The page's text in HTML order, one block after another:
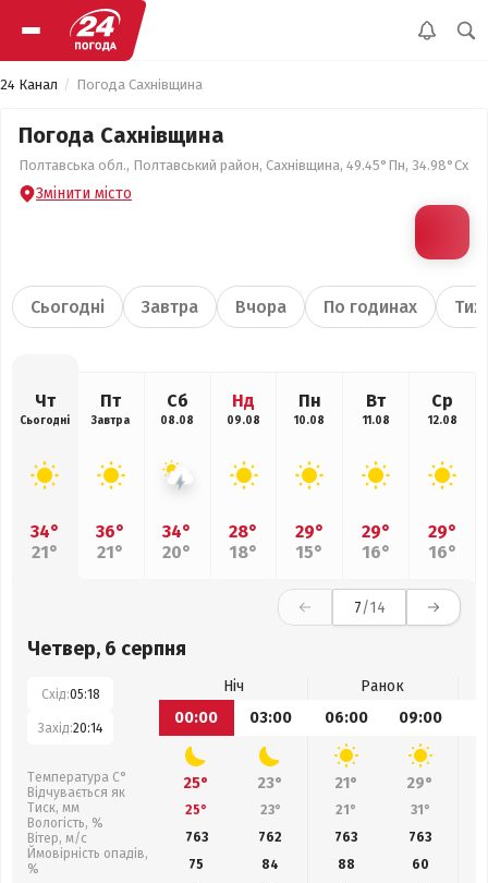
24 Канал Погода Сахнівщина
Погода Сахнівщина
Полтавська обл., Полтавський район, Сахнівщина, 49.45°Пн, 34.98°Сх
Змінити місто
Сьогодні Завтра Вчора По годинах
Чт
Сьогодні
34°
21°
Пт
Завтра
36°
21°
Сб
08.08
34°
20°
Нд
09.08
28°
18°
Пн
10.08
29°
15°
Вт
11.08
29°
16°
Ср
12.08
29°
16°
7/14
Четвер, 6 серпня
Схід:05:18
Захід:20:14
Температура С°
Відчувається як
Тиск, мм
Вологість, %
Вітер, м/с
Ймовірність опадів,
%
Ніч
Ранок
00:00
03:00 06:00 09:00
25° 23° 21° 29°
25° 23° 21° 31°
763
762 763 763
75
84 88 60